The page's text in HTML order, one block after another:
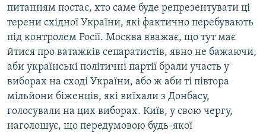
питанням постає, хто саме буде репрезентувати ці
терени східної України, які фактично перебувають
під контролем Росії. Москва вважає, що тут має
йтися про ватажків сепаратистів, явно не бажаючи,
аби українські політичні партії брали участь у
виборах на сході України, або ж аби ті півтора
мільйони біженців, які виїхали з Донбасу,
голосували на цих виборах. Київ, у свою чергу,
наголошує, що передумовою будь-якої